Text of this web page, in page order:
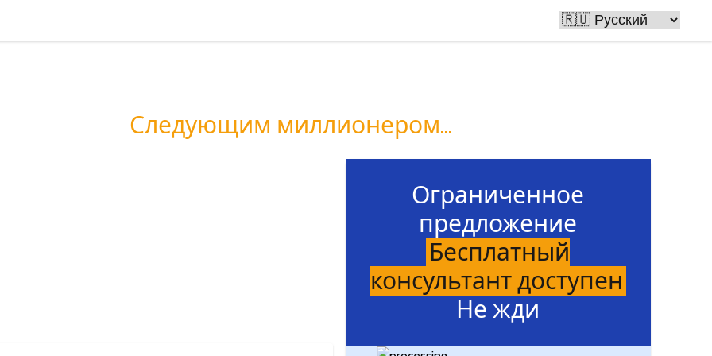
Следующим миллионером...
Ограниченное
предложение
Бесплатный
консультант доступен
Не жди